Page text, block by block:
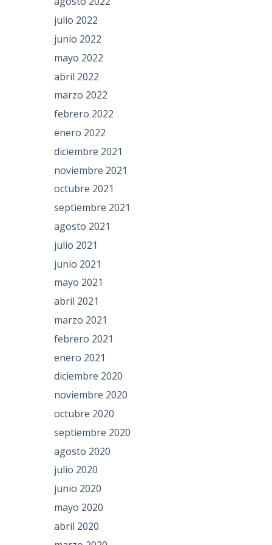
julio 2022
junio 2022
mayo 2022
abril 2022
marzo 2022
febrero 2022
enero 2022
diciembre 2021
noviembre 2021
octubre 2021
septiembre 2021
agosto 2021
julio 2021
junio 2021
mayo 2021
abril 2021
marzo 2021
febrero 2021
enero 2021
diciembre 2020
noviembre 2020
octubre 2020
septiembre 2020
agosto 2020
julio 2020
junio 2020
mayo 2020
abril 2020